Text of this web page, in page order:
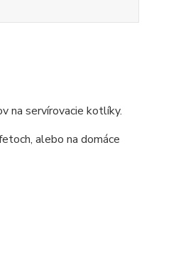
na servírovacie kotlíky.
alebo na domáce